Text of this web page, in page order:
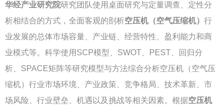
华经产业研究院研究团队使用桌面研究与定量调查、定性分
析相结合的方式，全面客观的剖析空压机（空气压缩机） 行
业发展的总体市场容量、产业链、经营特性、盈利能力和商
业模式等。科学使用SCP模型、SWOT、PEST、回归分
析、SPACE矩阵等研究模型与方法综合分析空压机（空气压
缩机）行业市场环境、产业政策、竞争格局、技术革新、市
场风险、行业壁垒、机遇以及挑战等相关因素。根据空压机